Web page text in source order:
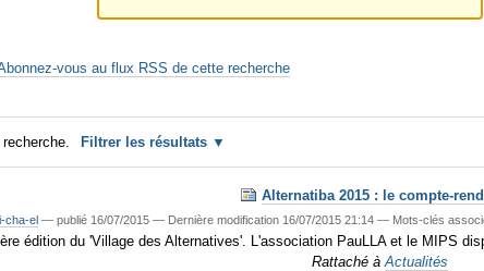
vous au flux RSS de cette recherche
Filtrer les résultats
Alternatiba 2015 : le compte-
cha-el —publié 16/07/2015— Dernière modification 16/07/2015 21:14— Mots-clés
édition du 'Village des Alternatives'. L'association PauLLA et le MIPS
Rattaché à Actualités